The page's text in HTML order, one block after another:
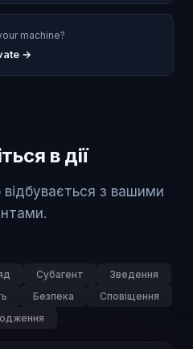
machine?
→
в дії
з вашими
Субагент
Зведення
Безпека
Сповіщення